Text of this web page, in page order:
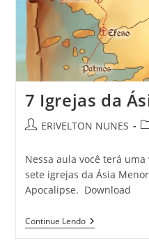
7 Igrejas da
ERIVELTON NUNES
Nessa aula você terá
sete igrejas da Ásia
Apocalipse. Download
Continue Lendo